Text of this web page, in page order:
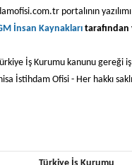
portalının
İnsan Kaynakları
İş Kurumu kanunu gereği
İstihdam Ofisi - Her hakkı